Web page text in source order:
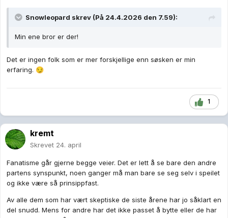
Snowleopard skrev (På 24.4.2026 den 7.59):
Min ene bror er der!
Det er ingen folk som er mer forskjellige enn søsken er min
erfaring. 😏
1
kremt
Skrevet 24. april
Fanatisme går gjerne begge veier. Det er lett å se bare den andre
partens synspunkt, noen ganger må man bare se seg selv i speilet
og ikke være så prinsippfast.
Av alle dem som har vært skeptiske de siste årene har jo såklart en
del snudd. Mens for andre har det ikke passet å bytte eller de har